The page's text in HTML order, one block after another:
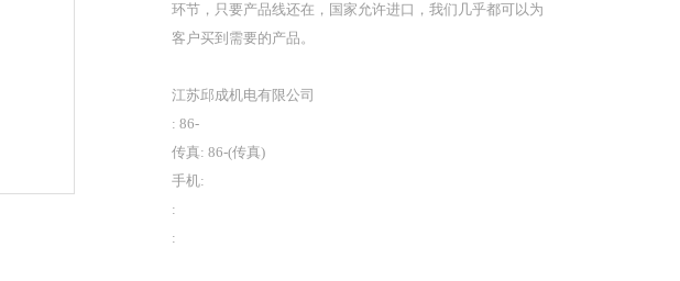
环节，只要产品线还在，国家允许进口，我们几乎都可以为
客户买到需要的产品。
江苏邱成机电有限公司
: 86-
传真: 86-(传真)
手机:
:
: